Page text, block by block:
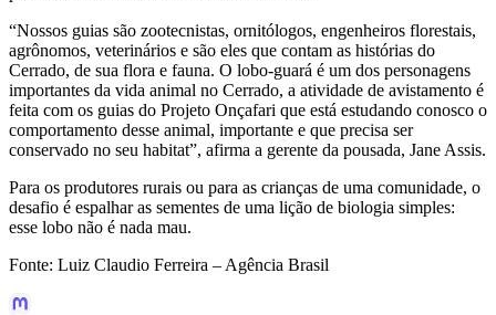
“Nossos guias são zootecnistas, ornitólogos, engenheiros florestais,
agrônomos, veterinários e são eles que contam as histórias do
Cerrado, de sua flora e fauna. O lobo-guará é um dos personagens
importantes da vida animal no Cerrado, a atividade de avistamento é
feita com os guias do Projeto Onçafari que está estudando conosco o
comportamento desse animal, importante e que precisa ser
conservado no seu habitat”, afirma a gerente da pousada, Jane Assis.
Para os produtores rurais ou para as crianças de uma comunidade, o
desafio é espalhar as sementes de uma lição de biologia simples:
esse lobo não é nada mau.
Fonte: Luiz Claudio Ferreira – Agência Brasil